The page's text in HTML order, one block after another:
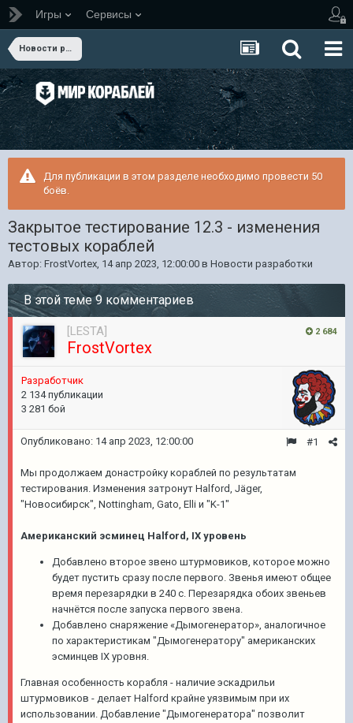
Игры Сервисы
Новости разработки
Для публикации в этом разделе необходимо провести 50
боёв.
Закрытое тестирование 12.3 - изменения
тестовых кораблей
Автор: FrostVortex, 14 апр 2023, 12:00:00 в Новости разработки
В этой теме 9 комментариев
2 684
[LESTA]
FrostVortex
Разработчик
2 134 публикации
3 281 бой
#1
Опубликовано: 14 апр 2023, 12:00:00
Мы продолжаем донастройку кораблей по результатам
тестирования. Изменения затронут Halford, Jäger,
"Новосибирск", Nottingham, Gato, Elli и "K-1"
Американский эсминец Halford, IX уровень
Добавлено второе звено штурмовиков, которое можно
будет пустить сразу после первого. Звенья имеют общее
время перезарядки в 240 с. Перезарядка обоих звеньев
начнётся после запуска первого звена.
Добавлено снаряжение «Дымогенератор», аналогичное
по характеристикам "Дымогенератору" американских
эсминцев IX уровня.
Главная особенность корабля - наличие эскадрильи
штурмовиков - делает Halford крайне уязвимым при их
использовании. Добавление "Дымогенератора" позволит